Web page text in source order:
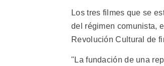
Los tres filmes que se
del régimen comunista,
Revolución Cultural de
"La fundación de una